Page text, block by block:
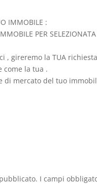
IMMOBILE :
PER
, gireremo la TUA
come la tua .
di mercato del tuo
I campi